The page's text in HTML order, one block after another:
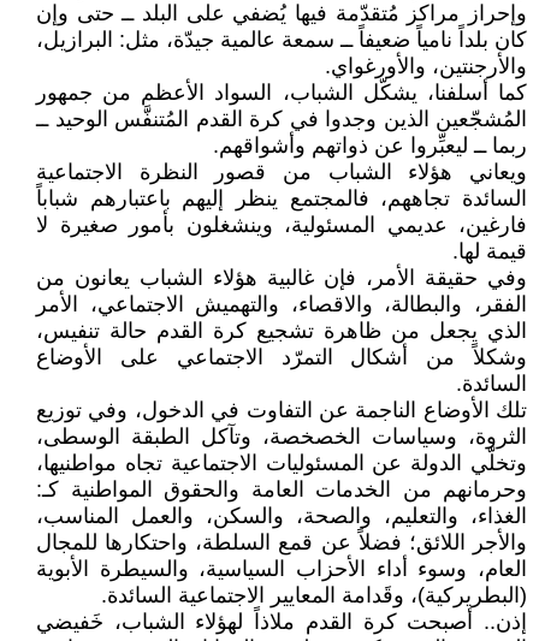
وإحراز مراكز مُتقدّمة فيها يُضفي على البلد ــ حتى وإن
كان بلداً نامياً ضعيفاً ــ سمعة عالمية جيدّة، مثل: البرازيل،
والأرجنتين، والأورغواي.
كما أسلفنا، يشكّل الشباب، السواد الأعظم من جمهور
المُشجّعين الذين وجدوا في كرة القدم المُتنفَّس الوحيد ــ
ربما ــ ليعبِّروا عن ذواتهم وأشواقهم.
ويعاني هؤلاء الشباب من قصور النظرة الاجتماعية
السائدة تجاههم، فالمجتمع ينظر إليهم باعتبارهم شباباً
فارغين، عديمي المسئولية، وينشغلون بأمور صغيرة لا
قيمة لها.
وفي حقيقة الأمر، فإن غالبية هؤلاء الشباب يعانون من
الفقر، والبطالة، والاقصاء، والتهميش الاجتماعي، الأمر
الذي يجعل من ظاهرة تشجيع كرة القدم حالة تنفيس،
وشكلاً من أشكال التمرّد الاجتماعي على الأوضاع
السائدة.
تلك الأوضاع الناجمة عن التفاوت في الدخول، وفي توزيع
الثروة، وسياسات الخصخصة، وتآكل الطبقة الوسطى،
وتخلّي الدولة عن المسئوليات الاجتماعية تجاه مواطنيها،
وحرمانهم من الخدمات العامة والحقوق المواطنية كـ:
الغذاء، والتعليم، والصحة، والسكن، والعمل المناسب،
والأجر اللائق؛ فضلاً عن قمع السلطة، واحتكارها للمجال
العام، وسوء أداء الأحزاب السياسية، والسيطرة الأبوية
(البطريركية)، وقَدامة المعايير الاجتماعية السائدة.
إذن.. أصبحت كرة القدم ملاذاً لهؤلاء الشباب، خَفيضي